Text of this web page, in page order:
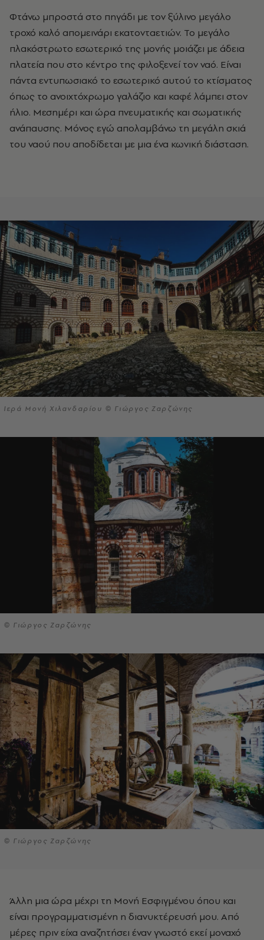
Φτάνω μπροστά στο πηγάδι με τον ξύλινο μεγάλο
τροχό καλό απομεινάρι εκατονταετιών. Το μεγάλο
πλακόστρωτο εσωτερικό της μονής μοιάζει με άδεια
πλατεία που στο κέντρο της φιλοξενεί τον ναό. Είναι
πάντα εντυπωσιακό το εσωτερικό αυτού το κτίσματος
όπως το ανοιχτόχρωμο γαλάζιο και καφέ λάμπει στον
ήλιο. Μεσημέρι και ώρα πνευματικής και σωματικής
ανάπαυσης. Μόνος εγώ απολαμβάνω τη μεγάλη σκιά
του ναού που αποδίδεται με μια ένα κωνική διάσταση.
Ιερά Μονή Χιλανδαρίου © Γιώργος Ζαρζώνης
© Γιώργος Ζαρζώνης
© Γιώργος Ζαρζώνης
Άλλη μια ώρα μέχρι τη Μονή Εσφιγμένου όπου και
είναι προγραμματισμένη η διανυκτέρευσή μου. Από
μέρες πριν είχα αναζητήσει έναν γνωστό εκεί μοναχό